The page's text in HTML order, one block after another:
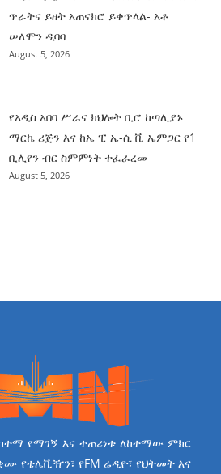
ጥራትና ይዘት አጠናክሮ ይቀጥላል- አቶ
ሠለሞን ዲባባ
August 5, 2026
የአዲስ አበባ ሥራና ክህሎት ቢሮ ከጣሊያኑ
ማርኬ ሪጅን እና ከኤ ፒ ኤ-ሲ ቪ ኤምጋር የ1
ቢሊየን ብር ስምምነት ተፈራረመ
August 5, 2026
የማገኝ እና ተጠሪነቱ ለከተማው ምክር
የቴሌቪዥን፣ የFM ሬዲዮ፣ የህትመት እና